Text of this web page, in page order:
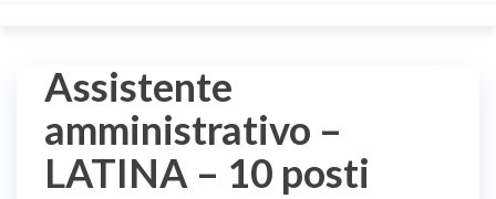
Assistente
amministrativo –
LATINA – 10 posti